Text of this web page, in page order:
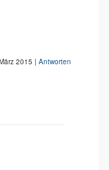
2015 | Antworten